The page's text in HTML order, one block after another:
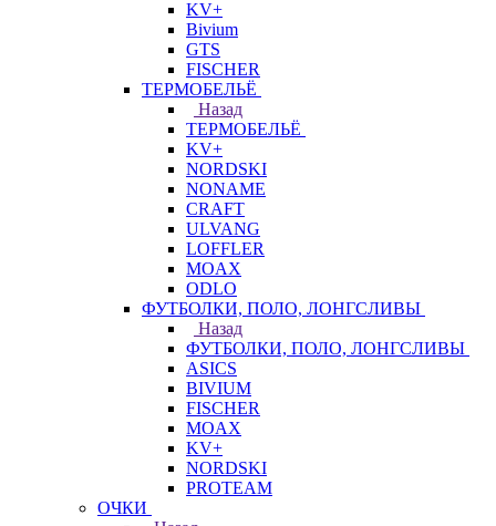
KV+
Bivium
GTS
FISCHER
ТЕРМОБЕЛЬЁ
Назад
ТЕРМОБЕЛЬЁ
KV+
NORDSKI
NONAME
CRAFT
ULVANG
LOFFLER
MOAX
ODLO
ФУТБОЛКИ, ПОЛО, ЛОНГСЛИВЫ
Назад
ФУТБОЛКИ, ПОЛО, ЛОНГСЛИВЫ
ASICS
BIVIUM
FISCHER
MOAX
KV+
NORDSKI
PROTEAM
ОЧКИ